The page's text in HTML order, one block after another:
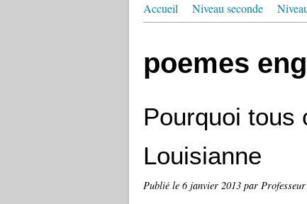
Accueil Niveau seconde
poemes
Pourquoi tous
Louisianne
Publié le 6 janvier 2013 par